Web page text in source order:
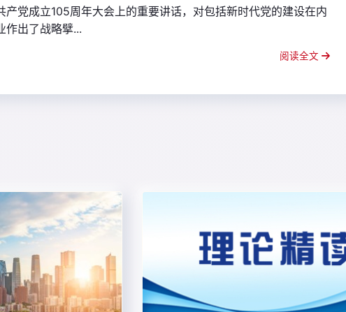
产党成立105周年大会上的重要讲话，对包括新时代党的建设在内
作出了战略擘...
阅读全文